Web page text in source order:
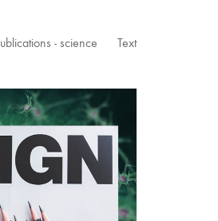
- science Text